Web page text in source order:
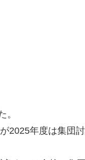
。
2025年度は集団討